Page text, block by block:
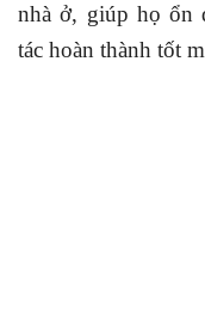
nhà ở, giúp họ ổn
tác hoàn thành tốt